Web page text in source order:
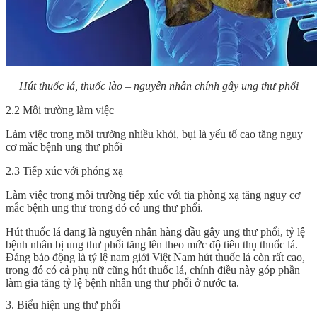
Hút thuốc lá, thuốc lào – nguyên nhân chính gây ung thư phổi
2.2 Môi trường làm việc
Làm việc trong môi trường nhiều khói, bụi là yếu tố cao tăng nguy
cơ mắc bệnh ung thư phổi
2.3 Tiếp xúc với phóng xạ
Làm việc trong môi trường tiếp xúc với tia phòng xạ tăng nguy cơ
mắc bệnh ung thư trong đó có ung thư phổi.
Hút thuốc lá đang là nguyên nhân hàng đầu gây ung thư phổi, tỷ lệ
bệnh nhân bị ung thư phổi tăng lên theo mức độ tiêu thụ thuốc lá.
Đáng báo động là tỷ lệ nam giới Việt Nam hút thuốc lá còn rất cao,
trong đó có cả phụ nữ cũng hút thuốc lá, chính điều này góp phần
làm gia tăng tỷ lệ bệnh nhân ung thư phổi ở nước ta.
3. Biểu hiện ung thư phổi